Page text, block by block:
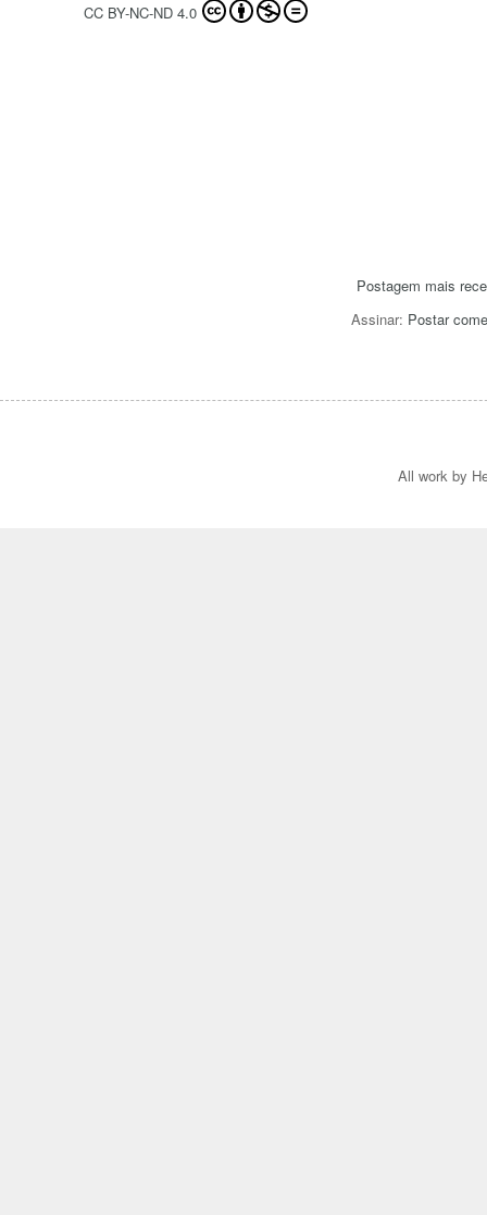
Postagem mais
Assinar: Postar
CC BY-NC-ND 4.0
All work by